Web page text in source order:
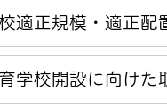
適正規模・適正配
学校開設に向けた